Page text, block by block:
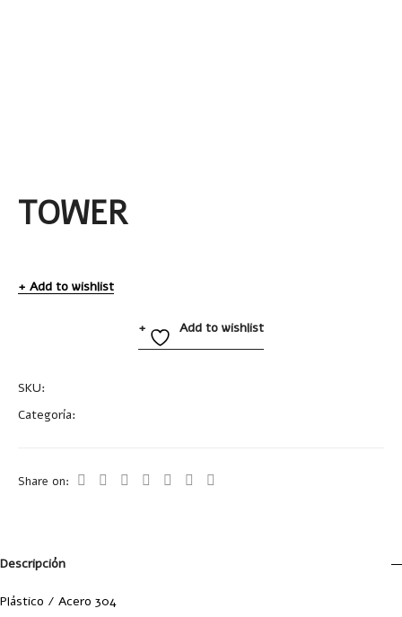
TOWER
Add to wishlist
Add to wishlist
SKU:
Categoría:
Share on:
Descripción
Plástico / Acero 304